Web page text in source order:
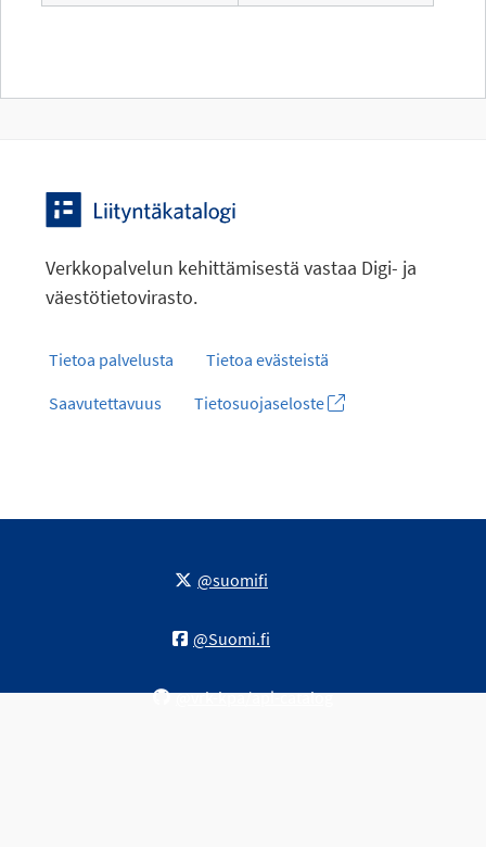
Verkkopalvelun kehittämisestä vastaa Digi- ja
väestötietovirasto.
Tietoa palvelusta
Tietoa evästeistä
Saavutettavuus
Tietosuojaseloste
@suomifi
@Suomi.fi
@vrk-kpa/api-catalog